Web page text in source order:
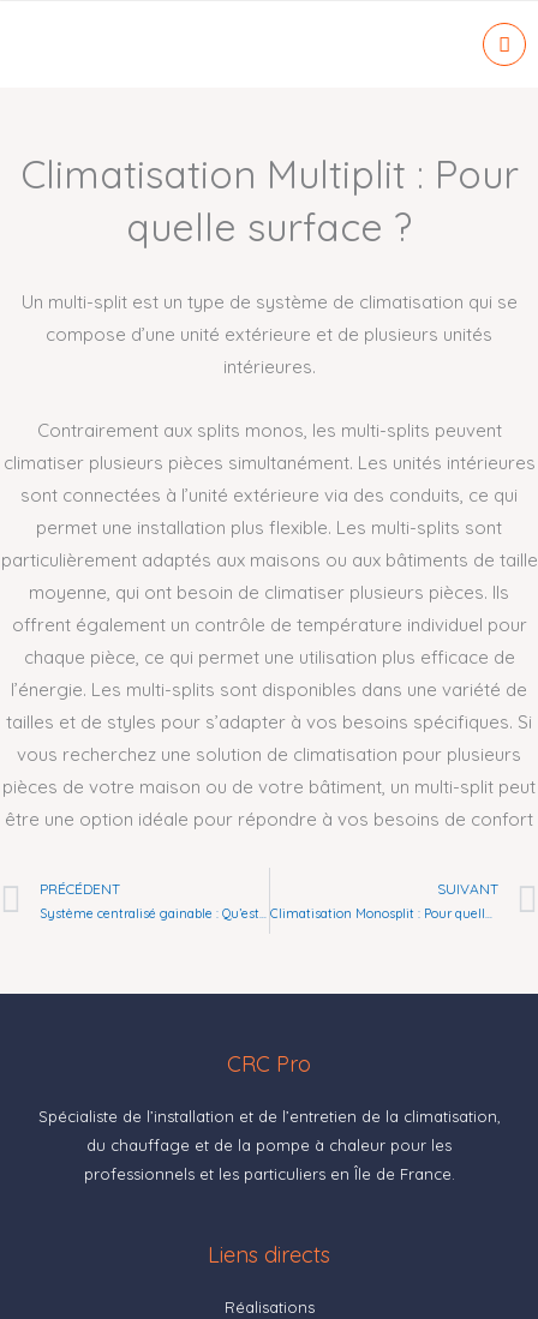
Climatisation Multiplit : Pour
quelle surface ?
Un multi-split est un type de système de climatisation qui se
compose d’une unité extérieure et de plusieurs unités
intérieures.
Contrairement aux splits monos, les multi-splits peuvent
climatiser plusieurs pièces simultanément. Les unités intérieures
sont connectées à l’unité extérieure via des conduits, ce qui
permet une installation plus flexible. Les multi-splits sont
particulièrement adaptés aux maisons ou aux bâtiments de taille
moyenne, qui ont besoin de climatiser plusieurs pièces. Ils
offrent également un contrôle de température individuel pour
chaque pièce, ce qui permet une utilisation plus efficace de
l’énergie. Les multi-splits sont disponibles dans une variété de
tailles et de styles pour s’adapter à vos besoins spécifiques. Si
vous recherchez une solution de climatisation pour plusieurs
pièces de votre maison ou de votre bâtiment, un multi-split peut
être une option idéale pour répondre à vos besoins de confort
Prev
PRÉCÉDENT SUIVANT
CRC Pro
Spécialiste de l’installation et de l’entretien de la climatisation,
du chauffage et de la pompe à chaleur pour les
professionnels et les particuliers en Île de France.
Liens directs
Réalisations